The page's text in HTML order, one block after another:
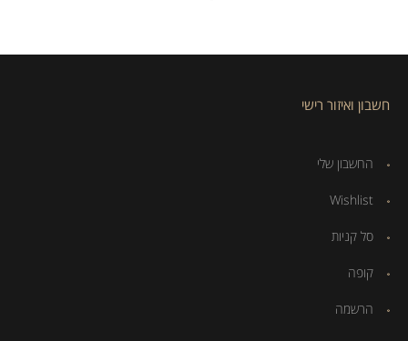
חשבון ואיזור רישי
החשבון שלי
Wishlist
סל קניות
קופה
הרשמה